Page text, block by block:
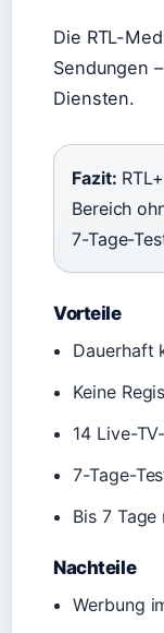
Die RTL-
Sendungen
Diensten.
Fazit:
Bereich
7-Tage-
Vorteile
Dauerhaft
Keine
14 Live-
7-Tage-
Bis 7
Nachteile
Werbung